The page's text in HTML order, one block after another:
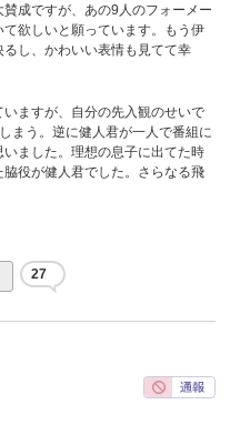
成ですが、あの9人のフォーメー
欲しいと願っています。もう伊
し、かわいい表情も見てて幸
ますが、自分の先入観のせいで
まう。逆に健人君が一人で番組に
ました。理想の息子に出てた時
役が健人君でした。さらなる飛
27